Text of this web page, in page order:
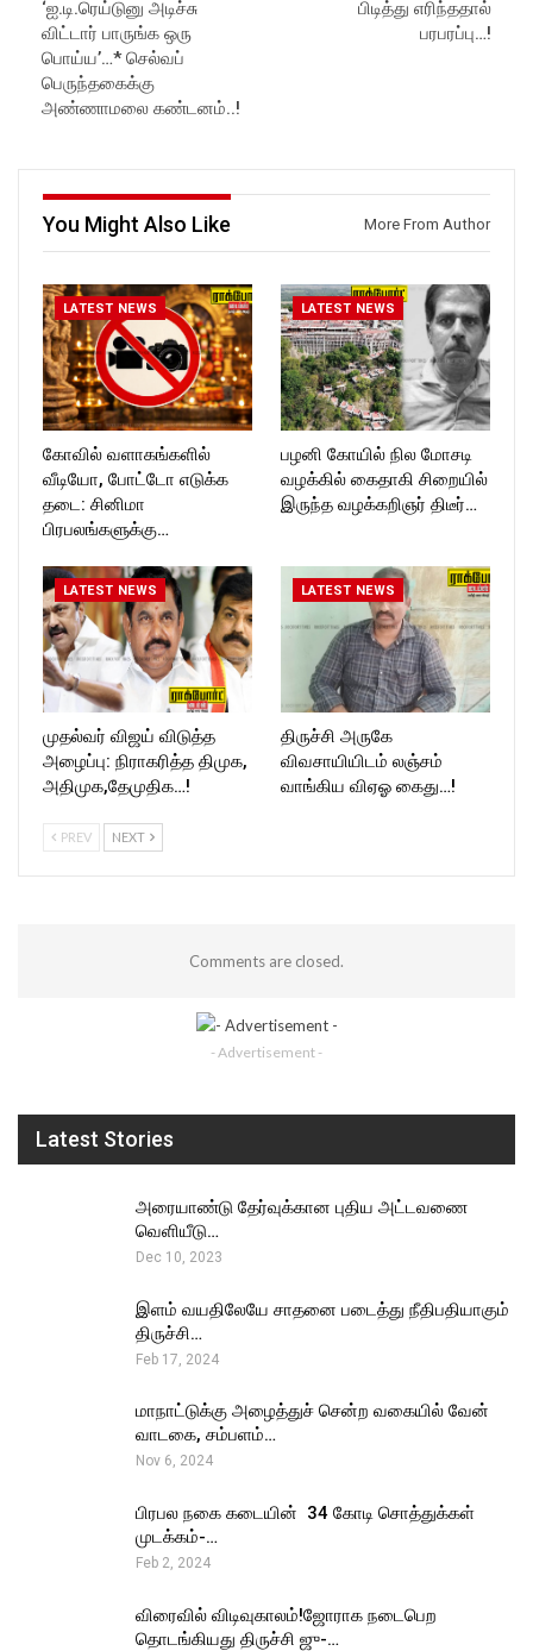
Subscribe:
https://www.youtube.com/@r
ockforttimes
Like us on:
https://www.facebook.com/R
ockforttimes
Follow us on:
https://twitter.com/ROCKFOR
T_TIMESC
https://www.facebook.com/R
‘ஐ.டி.ரெய்டுனு அடிச்சு
விட்டார் பாருங்க ஒரு
பொய்ய’…* செல்வப்
பெருந்தகைக்கு
அண்ணாமலை கண்டனம்..!
பிடித்து எரிந்ததால்
பரபரப்பு…!
You Might Also Like More From Author
LATEST NEWS
கோவில் வளாகங்களில்
வீடியோ, போட்டோ எடுக்க
தடை: சினிமா
பிரபலங்களுக்கு…
LATEST NEWS
பழனி கோயில் நில மோசடி
வழக்கில் கைதாகி சிறையில்
இருந்த வழக்கறிஞர் திடீர்…
LATEST NEWS
முதல்வர் விஜய் விடுத்த
அழைப்பு: நிராகரித்த திமுக,
அதிமுக,தேமுதிக…!
LATEST NEWS
திருச்சி அருகே
விவசாயியிடம் லஞ்சம்
வாங்கிய விஏஓ கைது…!
PREV NEXT
Comments are closed.
- Advertisement -
Latest Stories
அரையாண்டு தேர்வுக்கான புதிய அட்டவணை
வெளியீடு…
Dec 10, 2023
இளம் வயதிலேயே சாதனை படைத்து நீதிபதியாகும்
திருச்சி…
Feb 17, 2024
மாநாட்டுக்கு அழைத்துச் சென்ற வகையில் வேன்
வாடகை, சம்பளம்…
Nov 6, 2024
பிரபல நகை கடையின் ₹ 34 கோடி சொத்துக்கள்
முடக்கம்-…
Feb 2, 2024
விரைவில் விடிவுகாலம்!ஜோராக நடைபெற
தொடங்கியது திருச்சி ஜு-…